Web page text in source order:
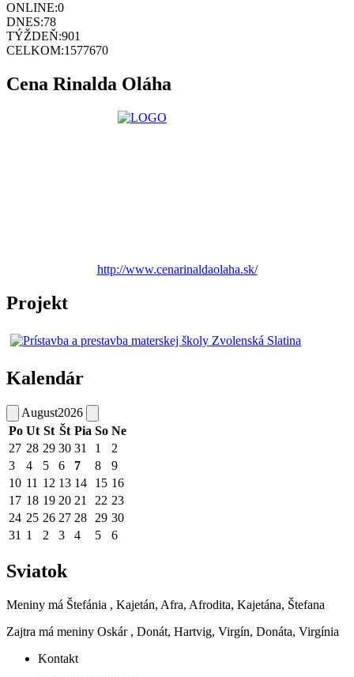
ONLINE:0
DNES:78
TÝŽDEŇ:901
CELKOM:1577670
Cena Rinalda Oláha
http://www.cenarinaldaolaha.sk/
Projekt
Kalendár
August2026
Po Ut St Št Pia So Ne
27 28 29 30 31 1
2
3
4 5 6 7 8
9
10 11 12 13 14 15 16
17 18 19 20 21 22 23
24 25 26 27 28 29 30
31 1 2 3 4 5 6
Sviatok
Meniny má Štefánia , Kajetán, Afra, Afrodita, Kajetána, Štefana
Zajtra má meniny Oskár , Donát, Hartvig, Virgín, Donáta, Virgínia
Kontakt